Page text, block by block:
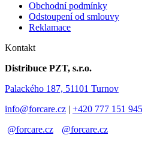
Obchodní podmínky
Odstoupení od smlouvy
Reklamace
Kontakt
Distribuce PZT, s.r.o.
Palackého 187, 51101 Turnov
info@forcare.cz | +420 777 151 945
@forcare.cz
@forcare.cz